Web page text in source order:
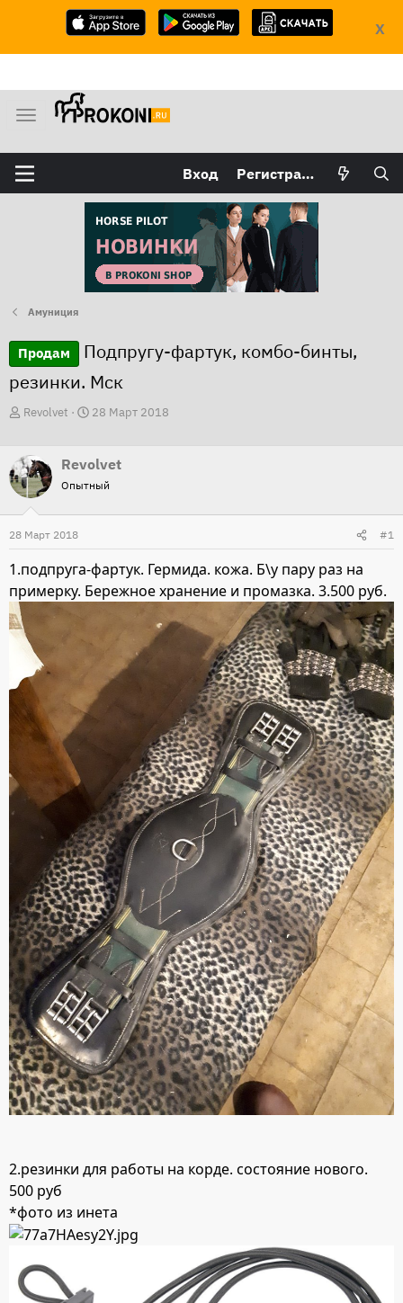
X
М
н
ю
Вход Регистрация
Амуниция
Продам
Подпругу-фартук, комбо-бинты,
резинки. Мск
А
т
о
р
т
е
Revolvet
Д
а
а
л
а
28 Март 2018
Revolvet
Опытный
28 Март 2018 #1
1.подпруга-фартук. Гермида. кожа. Б\у пару раз на
примерку. Бережное хранение и промазка. 3.500 руб.
2.резинки для работы на корде. состояние нового.
500 руб
*фото из инета